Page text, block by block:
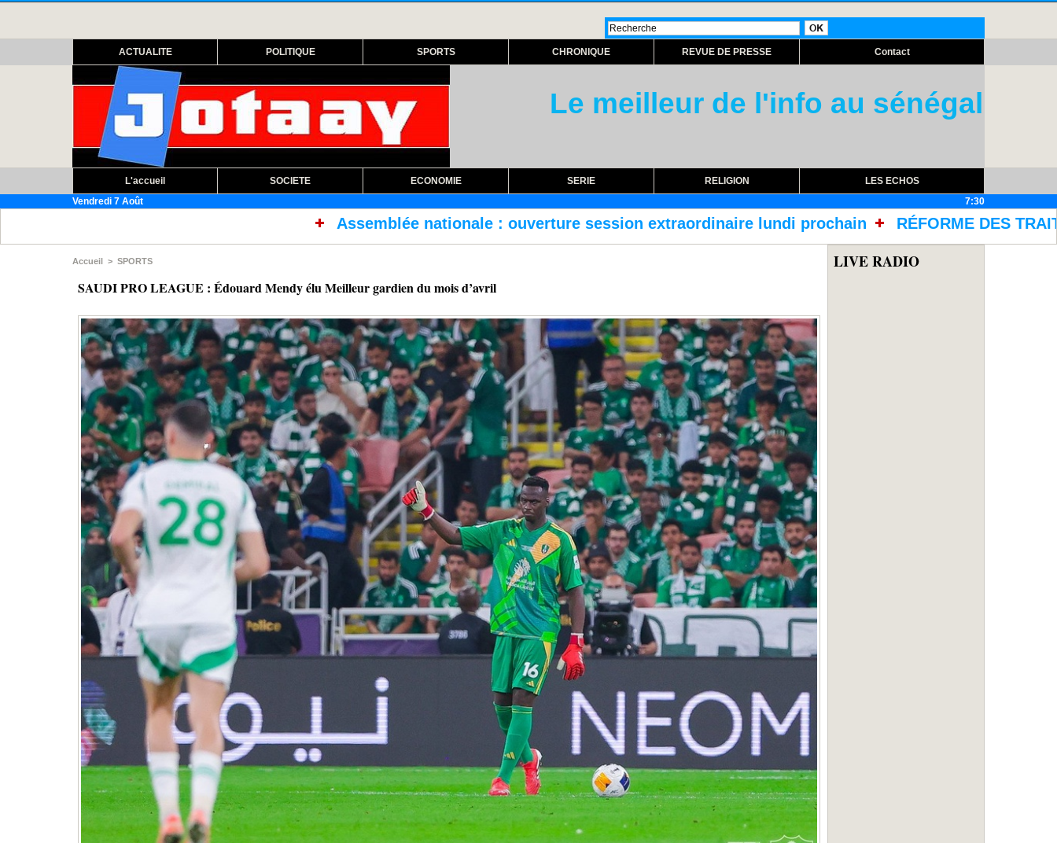
ACTUALITE POLITIQUE SPORTS CHRONIQUE REVUE DE PRESSE Contact
Le meilleur de l'info au sénégal
L'accueil SOCIETE ECONOMIE SERIE RELIGION
LES ECHOS
Vendredi 7 Août
7:30
Assemblée nationale : ouverture session extraordinaire lundi prochain RÉFORME DES TRAITEMENTS DANS LES
Accueil > SPORTS
SAUDI PRO LEAGUE : Édouard Mendy élu Meilleur gardien du mois d’avril
LIVE RADIO